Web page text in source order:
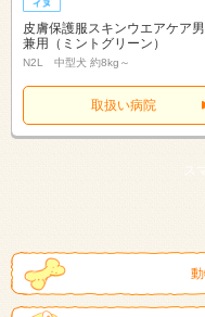
皮膚保護服スキンウエアケア
兼用（ミントグリーン）
N2L 中型犬 約8kg～
取扱い病院
ス